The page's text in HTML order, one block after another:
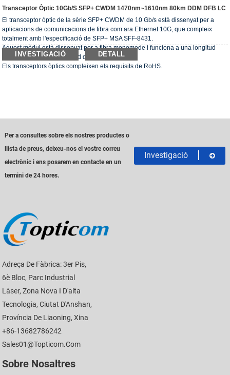
Transceptor Òptic 10Gb/s SFP+ CWDM 1470nm~1610nm 80km DDM DFB LC
El transceptor òptic de la sèrie SFP+ CWDM de 10 Gb/s està dissenyat per a
aplicacions de comunicacions de fibra com ara Ethernet 10G, que compleix
totalment amb l'especificació de SFP+ MSA SFF-8431.
Aquest mòdul està dissenyat per a fibra monomode i funciona a una longitud
d'ona nominal de la longitud d'ona CWDM.
Els transceptors òptics compleixen els requisits de RoHS.
INVESTIGACIÓ DETALL
Per a consultes sobre els nostres productes o
llista de preus, deixeu-nos el vostre correu
electrònic i ens posarem en contacte en un
termini de 24 hores.
Investigació
Adreça De Fàbrica: 3er Pis,
6è Bloc, Parc Industrial
Làser, Zona Nova I D'alta
Tecnologia, Ciutat D'Anshan,
Província De Liaoning, Xina
+86-13682786242
Sales01@topticom.com
Sobre Nosaltres